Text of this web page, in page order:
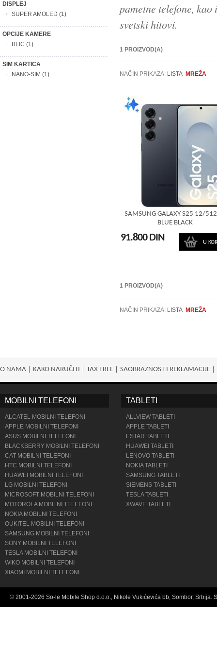
DISPLEJ
SUPER AMOLED (1)
OPCIJE KAMERE
BLIC (1)
SIM KARTICA
NANO-SIM (1)
pametne telefone,
svetski hitovi.
1 PROIZVOD(A)
NAČIN PRIKAZA: LISTA MREŽA
SAMSUNG GALAXY S25 12/
BLUE BLACK
91.800 DIN U
1 PROIZVOD(A)
NAČIN PRIKAZA: LISTA MREŽA
O NAMA KAKO NARUČITI TAX FREE SAOBRAZNOST I REKLAMACIJE
MOBILNI TELEFONI
ALCATEL MOBILNI TELEFONI
APPLE MOBILNI TELEFONI
ASUS MOBILNI TELEFONI
BLACKBERRY MOBILNI TELEFONI
CAT MOBILNI TELEFONI
HTC MOBILNI TELEFONI
HUAWEI MOBILNI TELEFONI
LG MOBILNI TELEFONI
MICROSOFT MOBILNI TELEFONI
MOTOROLA MOBILNI TELEFONI
NOKIA MOBILNI TELEFONI
OUKITEL MOBILNI TELEFONI
SAMSUNG MOBILNI TELEFONI
SONY MOBILNI TELEFONI
TESLA MOBILNI TELEFONI
WIKO MOBILNI TELEFONI
XIAOMI MOBILNI TELEFONI
TABLETI
ALLVIEW TABLETI
APPLE TABLETI
ESTAR TABLETI
HUAWEI TABLETI
LENOVO TABLETI
NOKIA TABLETI
SAMSUNG TABLETI
SIEMENS TABLETI
TESLA TABLETI
XWAVE TABLETI
© 2001-2026 So-le Mobile Shop d.o.o., Nikole Vukićevića bb, Sombor, Srbija.